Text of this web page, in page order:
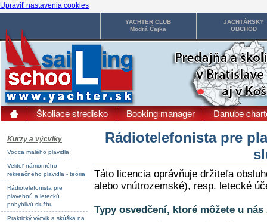
Upraviť nastavenia cookies
YACHTER CLUB
Modrá Čajka
JACHTÁRSKY
OBCHOD
Školiace stredisko Booking manager Danube
Kurzy a výcviky
Vodca malého plavidla
Veliteľ námorného
rekreačného plavidla - teória
Rádiotelefonista pre
plavebnú a leteckú
pohyblivú službu
Praktický výcvik a skúška na
Rádiotelefonista pre
Táto licencia oprávňuje držiteľa
alebo vnútrozemské), resp. letecké
Typy osvedčení, ktoré môžete u